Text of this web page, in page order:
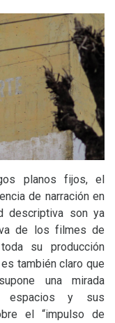
planos fijos, el
de narración en
son ya
de los filmes de
su producción
también claro que
una mirada
espacios y sus
el “impulso de